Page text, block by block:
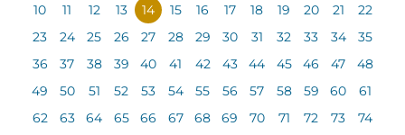
10
11 12 13 14 15 16 17 18 19 20 21
22
23
24 25 26 27 28 29 30 31 32 33 34
35
36
37 38 39 40 41 42 43 44 45 46 47
48
49
50 51 52 53 54 55 56 57 58 59 60
61
62
63 64 65 66 67 68 69 70 71 72 73
74